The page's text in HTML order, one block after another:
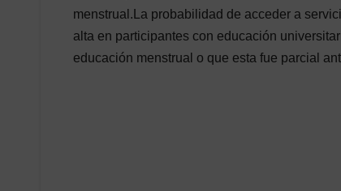
menstrual.La probabilidad de acceder a
alta en participantes con educación
educación menstrual o que esta fue parcial